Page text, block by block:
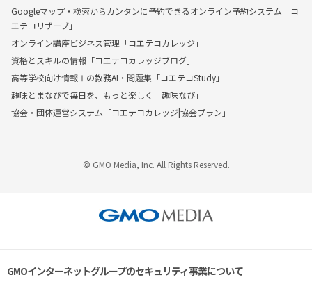
Googleマップ・検索からカンタンに予約できるオンライン予約システム「コ
エテコリザーブ」
オンライン講座ビジネス管理「コエテコカレッジ」
資格とスキルの情報「コエテコカレッジブログ」
高等学校向け情報Ⅰの教務AI・問題集「コエテコStudy」
趣味とまなびで毎日を、もっと楽しく「趣味なび」
協会・団体運営システム「コエテコカレッジ|協会プラン」
© GMO Media, Inc. All Rights Reserved.
GMOインターネットグループのセキュリティ事業について